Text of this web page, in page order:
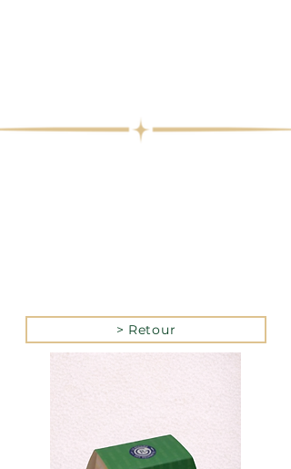
> Retour